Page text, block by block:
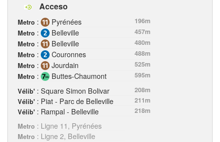
Acceso
Metro : Pyrénées
196m
Metro : Belleville
457m
Metro : Belleville
480m
Metro : Couronnes
488m
Metro : Jourdain
525m
Metro : Buttes-Chaumont
595m
Vélib' : Square Simon Bolivar
208m
Vélib' : Piat - Parc de Belleville
211m
Vélib' : Rampal - Belleville
218m
Metro : Ligne 11, Pyrénées
Metro : Ligne 2, Belleville